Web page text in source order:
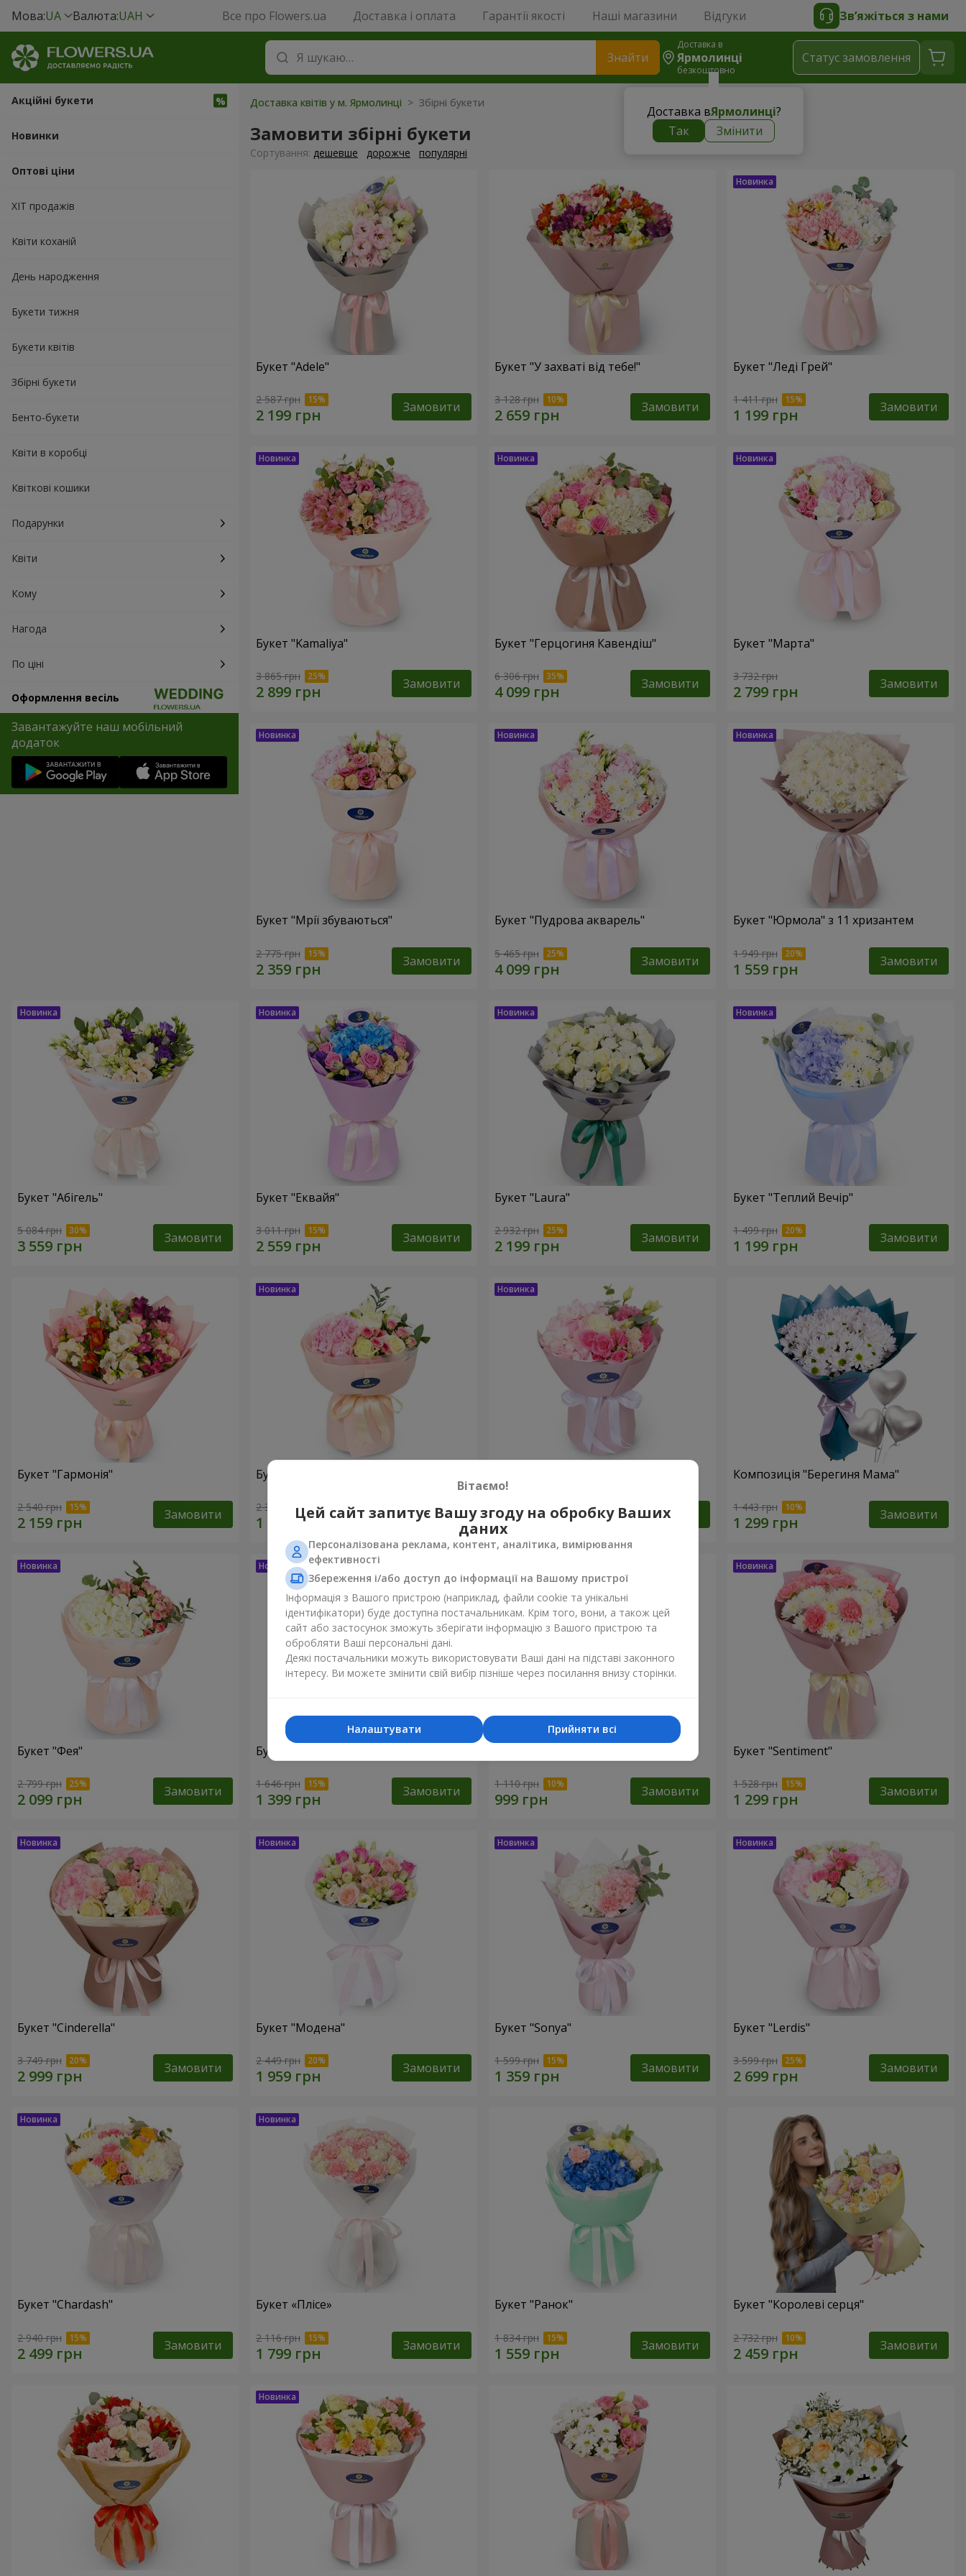
Мова:UA Валюта:UAH Все про Flowers.ua Доставка і оплата Гарантії якості Наші магазини Відгуки Зв’яжіться з нами
Знайти
Доставка в
Ярмолинці
безкоштовно
Доставка вЯрмолинці?
Так
Змінити
Статус замовлення
Акційні букети
Новинки
Оптові ціни
ХІТ продажів
Квіти коханій
День народження
Букети тижня
Букети квітів
Збірні букети
Бенто-букети
Квіти в коробці
Квіткові кошики
Подарунки
Квіти
Кому
Нагода
По ціні
Оформлення весіль
Завантажуйте наш мобільний
додаток
Доставка квітів у м. Ярмолинці > Збірні букети
Замовити збірні букети
Сортування: дешевше дорожче популярні
Букет "Adele"
2 587 грн Замовити
Букет "У захваті від тебе!"
3 128 грн Замовити
Букет "Леді Грей"
1 411 грн Замовити
Букет "Kamaliya"
3 865 грн Замовити
Букет "Герцогиня Кавендіш"
6 306 грн Замовити
Букет "Марта"
3 732 грн Замовити
Букет "Мрії збуваються"
2 775 грн Замовити
Букет "Пудрова акварель"
5 465 грн Замовити
Букет "Юрмола" з 11 хризантем
1 949 грн Замовити
Букет "Абігель"
5 084 грн Замовити
Букет "Еквайя"
3 011 грн Замовити
Букет "Laura"
2 932 грн Замовити
Букет "Теплий Вечір"
1 499 грн Замовити
Букет "Гармонія"
2 540 грн Замовити
Букет "El Monte"
2 352 грн Замовити 2 110 грн Замовити
Композиція "Берегиня Мама"
1 443 грн Замовити
Букет "Фея"
2 799 грн Замовити
Букет "Юрмола" з 9 хризантем
1 646 грн Замовити 1 110 грн Замовити
Букет "Sentiment"
1 528 грн Замовити
Букет "Cinderella"
3 749 грн Замовити
Букет "Модена"
2 449 грн Замовити
Букет "Sonya"
1 599 грн Замовити
Букет "Lerdis"
3 599 грн Замовити
Букет "Chardash"
2 940 грн Замовити
Букет «Плісе»
2 116 грн Замовити
Букет "Ранок"
1 834 грн Замовити
Букет "Королеві серця"
2 732 грн Замовити
Вітаємо!
Цей сайт запитує Вашу згоду на обробку Ваших
даних
Персоналізована реклама, контент, аналітика, вимірювання
ефективності
Збереження і/або доступ до інформації на Вашому пристрої
Інформація з Вашого пристрою (наприклад, файли cookie та унікальні
ідентифікатори) буде доступна постачальникам. Крім того, вони, а також цей
сайт або застосунок зможуть зберігати інформацію з Вашого пристрою та
обробляти Ваші персональні дані.
Деякі постачальники можуть використовувати Ваші дані на підставі законного
інтересу. Ви можете змінити свій вибір пізніше через посилання внизу сторінки.
Прийняти всі
Налаштувати